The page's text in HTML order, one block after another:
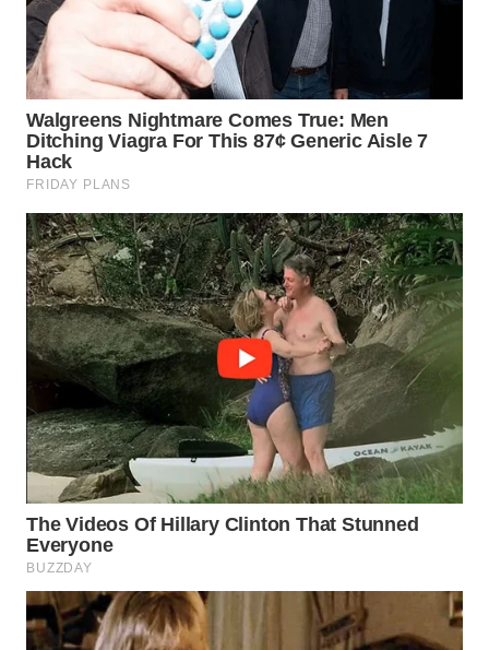
MADURA
WN
SURABAYA
WN
WN
BINTAN
WN
MANDALIKA
WN
LIKUPANG
WN
LABUANBAJO
BORNEO